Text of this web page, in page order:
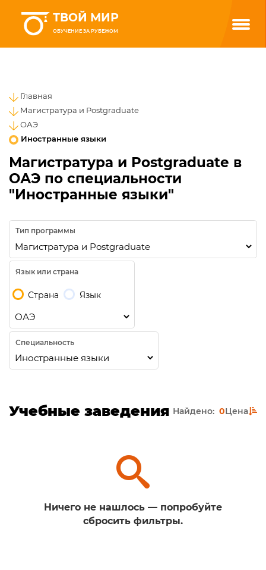
ТВОЙ МИР
ОБУЧЕНИЕ ЗА РУБЕЖОМ
Главная
Магистратура и Postgraduate
ОАЭ
Иностранные языки
Магистратура и Postgraduate в
ОАЭ по специальности
"Иностранные языки"
Тип программы
Язык или страна
Страна Язык
Специальность
Учебные заведения Найдено: 0Цена
Ничего не нашлось — попробуйте
сбросить фильтры.